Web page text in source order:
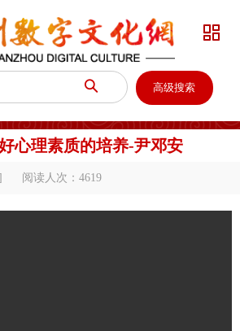
 高级搜索

心理素质的培养-尹邓安
阅读人次： 4619